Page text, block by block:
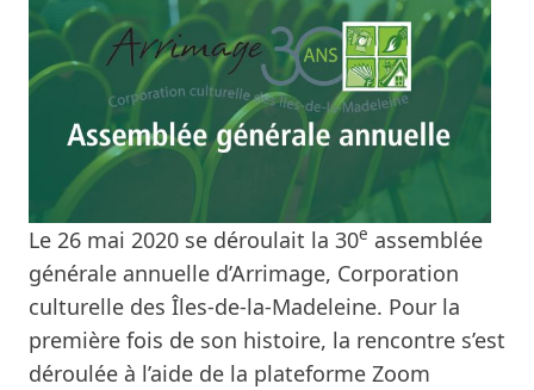
Le 26 mai 2020 se déroulait la 30e assemblée
générale annuelle d’Arrimage, Corporation
culturelle des Îles-de-la-Madeleine. Pour la
première fois de son histoire, la rencontre s’est
déroulée à l’aide de la plateforme Zoom